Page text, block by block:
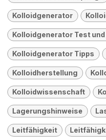
Kolloidgenerator
Kolloidgenerator Test
Kolloidgenerator Tipps
Kolloidherstellung
Kolloidwissenschaft
Lagerungshinweise
Leitfähigkeit